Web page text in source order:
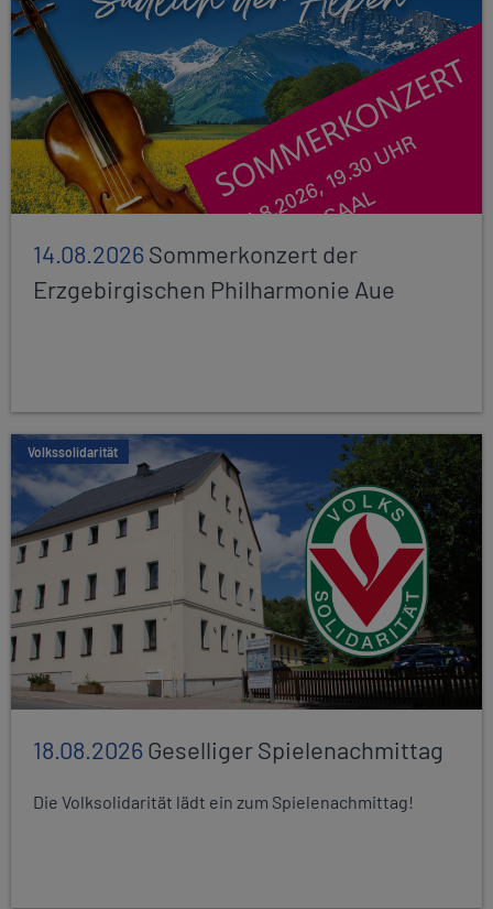
14.08.2026Sommerkonzert der
Erzgebirgischen Philharmonie Aue
Volkssolidarität
18.08.2026Geselliger Spielenachmittag
Die Volksolidarität lädt ein zum Spielenachmittag!